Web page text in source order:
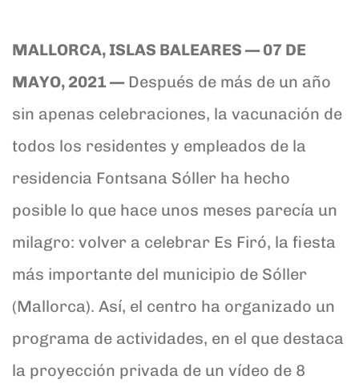
MALLORCA, ISLAS BALEARES — 07 DE
MAYO, 2021 —Después de más de un año
sin apenas celebraciones, la vacunación de
todos los residentes y empleados de la
residencia Fontsana Sóller ha hecho
posible lo que hace unos meses parecía un
milagro: volver a celebrar Es Firó, la fiesta
más importante del municipio de Sóller
(Mallorca). Así, el centro ha organizado un
programa de actividades, en el que destaca
la proyección privada de un vídeo de 8